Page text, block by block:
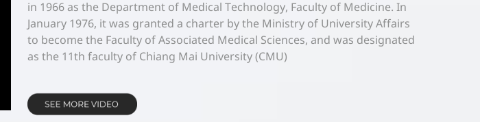
in 1966 as the Department of Medical Technology, Faculty of Medicine. In
January 1976, it was granted a charter by the Ministry of University Affairs
to become the Faculty of Associated Medical Sciences, and was designated
as the 11th faculty of Chiang Mai University (CMU)